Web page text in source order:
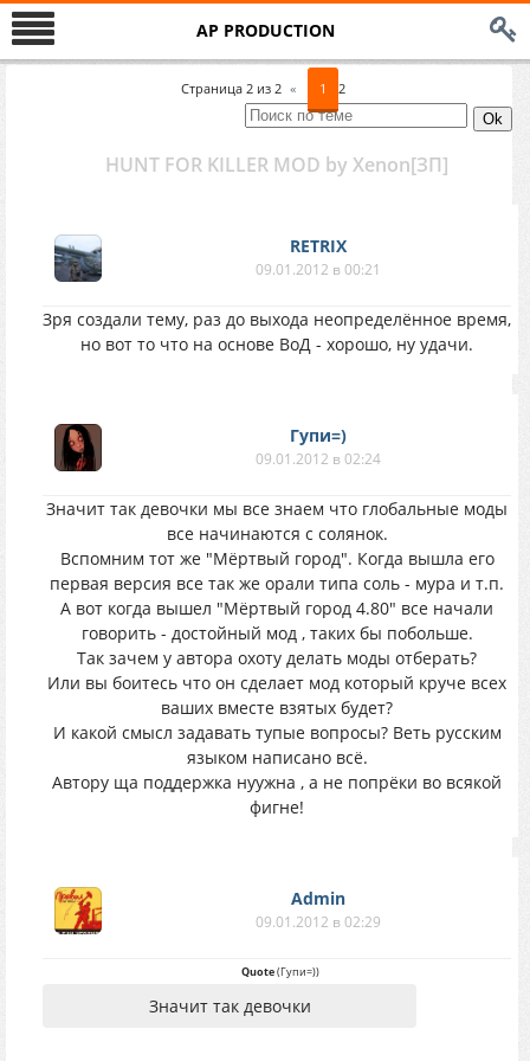
AP PRODUCTION
Страница 2 из 2 « 1 2
HUNT FOR KILLER MOD by Xenon[ЗП]
RETRIX
09.01.2012 в 00:21
Зря создали тему, раз до выхода неопределённое время,
но вот то что на основе ВоД - хорошо, ну удачи.
Гупи=)
09.01.2012 в 02:24
Значит так девочки мы все знаем что глобальные моды
все начинаются с солянок.
Вспомним тот же "Мёртвый город". Когда вышла его
первая версия все так же орали типа соль - мура и т.п.
А вот когда вышел "Мёртвый город 4.80" все начали
говорить - достойный мод , таких бы побольше.
Так зачем у автора охоту делать моды отберать?
Или вы боитесь что он сделает мод который круче всех
ваших вместе взятых будет?
И какой смысл задавать тупые вопросы? Веть русским
языком написано всё.
Автору ща поддержка нуужна , а не попрёки во всякой
фигне!
Аdmin
09.01.2012 в 02:29
Quote(Гупи=))
Значит так девочки